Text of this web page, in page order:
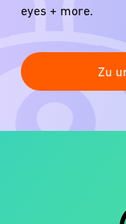
eyes + more.
Zu